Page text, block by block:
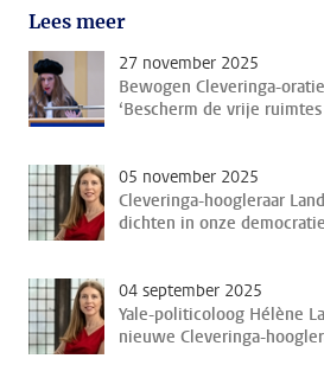
Lees meer
27 november 2025
Bewogen Cleveringa-
‘Bescherm de vrije
05 november 2025
Cleveringa-hoogleraar
dichten in onze
04 september 2025
Yale-politicoloog Hélène
nieuwe Cleveringa-